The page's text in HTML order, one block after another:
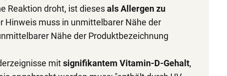
Reaktion droht, ist diesesals Allergen zu
Hinweis muss in unmittelbarer Nähe der
Nähe der Produktbezeichnung
mitsignifikantem Vitamin-D-Gehalt,